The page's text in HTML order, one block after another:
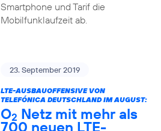
Smartphone und Tarif die
Mobilfunklaufzeit ab.
23. September 2019
LTE-AUSBAUOFFENSIVE VON
TELEFÓNICA DEUTSCHLAND IM AUGUST:
O2 Netz mit mehr als
700 neuen LTE-